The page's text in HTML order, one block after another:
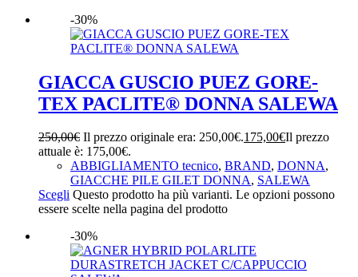
-30%
GIACCA GUSCIO PUEZ GORE-
TEX PACLITE® DONNA SALEWA
250,00€ Il prezzo originale era: 250,00€.175,00€Il prezzo
attuale è: 175,00€.
ABBIGLIAMENTO tecnico, BRAND, DONNA,
GIACCHE PILE GILET DONNA, SALEWA
Scegli Questo prodotto ha più varianti. Le opzioni possono
essere scelte nella pagina del prodotto
-30%